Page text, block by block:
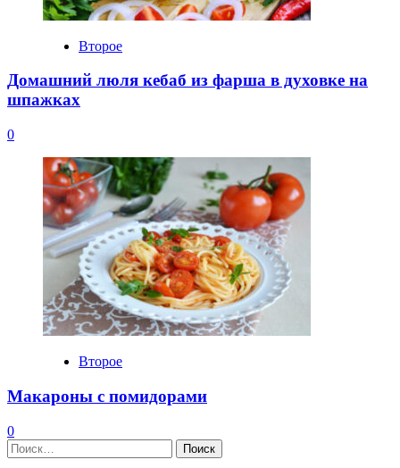
Второе
Домашний люля кебаб из фарша в духовке на
шпажках
0
Второе
Макароны с помидорами
0
Найти: